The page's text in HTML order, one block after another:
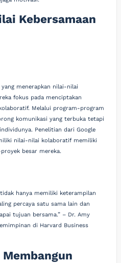
Kebersamaan
yang menerapkan nilai-nilai
fokus pada menciptakan
Melalui program-program
komunikasi yang terbuka tetapi
Penelitian dari Google
nilai-nilai kolaboratif memiliki
besar mereka.
hanya memiliki keterampilan
percaya satu sama lain dan
tujuan bersama.” – Dr. Amy
di Harvard Business